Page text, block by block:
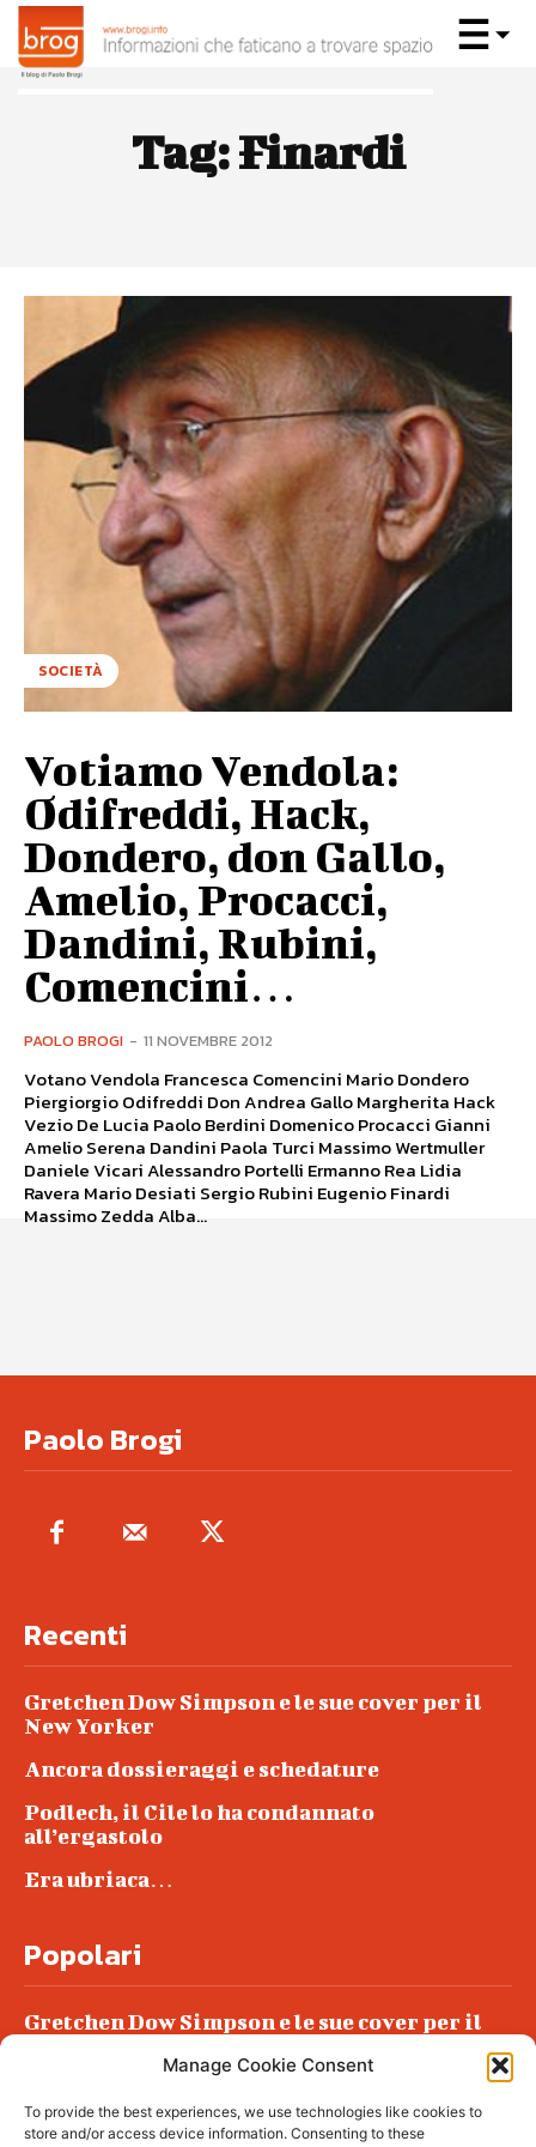
Manage Cookie Consent
To provide the best experiences, we use technologies like cookies to
store and/or access device information. Consenting to these
Tag:Finardi
SOCIETÀ
Votiamo Vendola:
Odifreddi, Hack,
Dondero, don Gallo,
Amelio, Procacci,
Dandini, Rubini,
Comencini…
PAOLO BROGI - 11 NOVEMBRE 2012
Votano Vendola Francesca Comencini Mario Dondero
Piergiorgio Odifreddi Don Andrea Gallo Margherita Hack
Vezio De Lucia Paolo Berdini Domenico Procacci Gianni
Amelio Serena Dandini Paola Turci Massimo Wertmuller
Daniele Vicari Alessandro Portelli Ermanno Rea Lidia
Ravera Mario Desiati Sergio Rubini Eugenio Finardi
Massimo Zedda Alba...
Paolo Brogi
Recenti
Gretchen Dow Simpson e le sue cover per il
New Yorker
Ancora dossieraggi e schedature
Podlech, il Cile lo ha condannato
all’ergastolo
Era ubriaca…
Popolari
Gretchen Dow Simpson e le sue cover per il
Podlech, il Cile lo ha condannato